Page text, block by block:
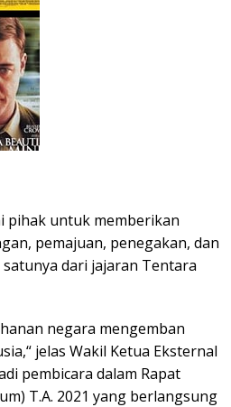
pihak untuk memberikan
pemajuan, penegakan, dan
dari jajaran Tentara
negara mengemban
jelas Wakil Ketua Eksternal
pembicara dalam Rapat
T.A. 2021 yang berlangsung